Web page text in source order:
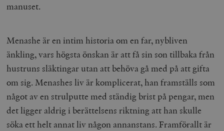
manuset.
Menashe är en intim historia om en far, nybliven
änkling, vars högsta önskan är att få sin son tillbaka från
hustruns släktingar utan att behöva gå med på att gifta
om sig. Menashes liv är komplicerat, han framställs som
något av en strulputte med ständig brist på pengar, men
det ligger aldrig i berättelsens riktning att han skulle
söka ett helt annat liv någon annanstans. Framförallt är